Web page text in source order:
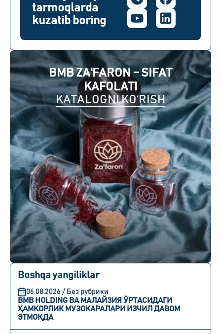
BMB ZA'FARON – SIFAT
KAFOLATI
KATALOGNI KO‘RISH
Boshqa yangiliklar
06.08.2026 / Без рубрики
BMB HOLDING ВА МАЛАЙЗИЯ ЎРТАСИДАГИ
ҲАМКОРЛИК МУЗОКАРАЛАРИ ИЗЧИЛ ДАВОМ
ЭТМОҚДА
tarmoqlarda
kuzatib boring